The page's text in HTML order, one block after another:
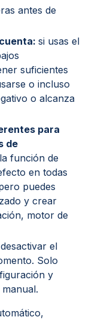
antes de
cuenta:si usas el
suficientes
o incluso
o alcanza
para
de
función de
en todas
puedes
y crear
motor de
el
Solo
y